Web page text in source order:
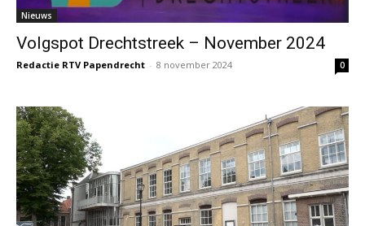
Nieuws
Volgspot Drechtstreek – November 2024
Redactie RTV Papendrecht - 8 november 2024 0